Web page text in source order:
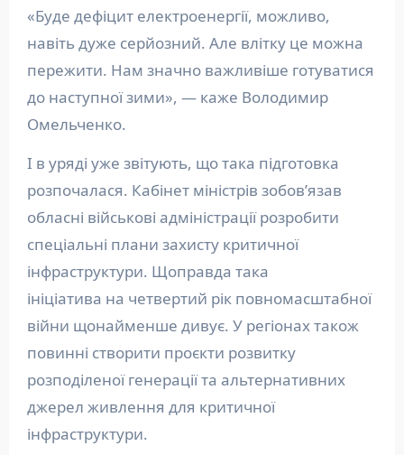
«Буде дефіцит електроенергії, можливо,
навіть дуже серйозний. Але влітку це можна
пережити. Нам значно важливіше готуватися
до наступної зими», — каже Володимир
Омельченко.
І в уряді уже звітують, що така підготовка
розпочалася. Кабінет міністрів зобов’язав
обласні військові адміністрації розробити
спеціальні плани захисту критичної
інфраструктури. Щоправда така
ініціатива на четвертий рік повномасштабної
війни щонайменше дивує. У регіонах також
повинні створити проєкти розвитку
розподіленої генерації та альтернативних
джерел живлення для критичної
інфраструктури.